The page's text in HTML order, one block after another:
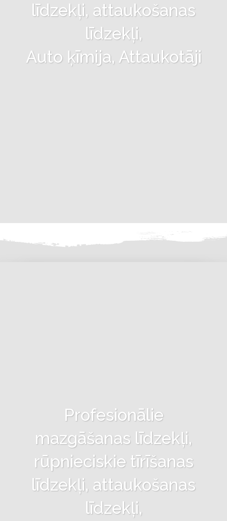
līdzekļi, attaukošanas
līdzekļi,
Auto ķīmija, Attaukotāji
Profesionālie
mazgāšanas līdzekļi,
rūpnieciskie tīrīšanas
līdzekļi, attaukošanas
līdzekļi,